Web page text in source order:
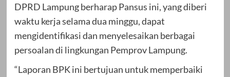
DPRD Lampung berharap Pansus ini, yang diberi
waktu kerja selama dua minggu, dapat
mengidentifikasi dan menyelesaikan berbagai
persoalan di lingkungan Pemprov Lampung.
“Laporan BPK ini bertujuan untuk memperbaiki